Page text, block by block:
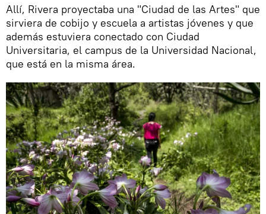
Allí, Rivera proyectaba una "Ciudad de las Artes" que
sirviera de cobijo y escuela a artistas jóvenes y que
además estuviera conectado con Ciudad
Universitaria, el campus de la Universidad Nacional,
que está en la misma área.